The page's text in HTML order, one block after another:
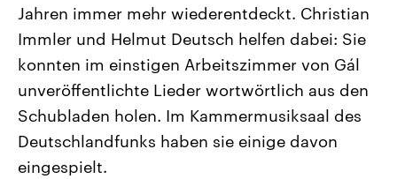
Landtagswahl Sachsen-Anhalt
2026
Alle Informationen
Sachsen-Anhalt wählt am 6.
September 2026 einen neuen
Bundesland von einer Koalition aus
Umfragen, Prognosen,
USA
Aktuelle Beiträge,
Hintergründe
Wirtschaftlich und
gehören die Vereinigten
mit großem Einfluss auf
Jahren immer mehr wiederentdeckt. Christian
Immler und Helmut Deutsch helfen dabei: Sie
konnten im einstigen Arbeitszimmer von Gál
unveröffentlichte Lieder wortwörtlich aus den
Schubladen holen. Im Kammermusiksaal des
Deutschlandfunks haben sie einige davon
eingespielt.